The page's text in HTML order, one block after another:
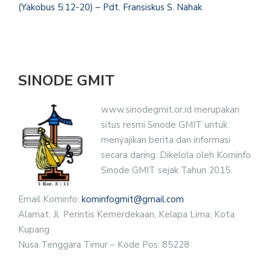
(Yakobus 5:12-20) – Pdt. Fransiskus S. Nahak
SINODE GMIT
www.sinodegmit.or.id merupakan
situs resmi Sinode GMIT untuk
menyajikan berita dan informasi
secara daring. Dikelola oleh Kominfo
Sinode GMIT sejak Tahun 2015.
Email Kominfo: kominfogmit@gmail.com
Alamat: Jl. Perintis Kemerdekaan, Kelapa Lima, Kota
Kupang
Nusa Tenggara Timur – Kode Pos: 85228